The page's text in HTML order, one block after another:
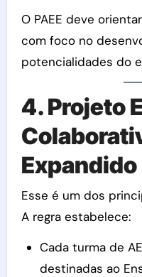
O PAEE deve
com foco no
potencialidades do
4. Projeto
Expandido
Esse é um dos
A regra estabelece:
Cada turma de
destinadas ao